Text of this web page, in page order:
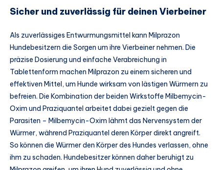
Sicher und zuverlässig für deinen Vierbeiner
Als zuverlässiges Entwurmungsmittel kann Milprazon
Hundebesitzern die Sorgen um ihre Vierbeiner nehmen. Die
präzise Dosierung und einfache Verabreichung in
Tablettenform machen Milprazon zu einem sicheren und
effektiven Mittel, um Hunde wirksam von lästigen Würmern zu
befreien. Die Kombination der beiden Wirkstoffe Milbemycin-
Oxim und Praziquantel arbeitet dabei gezielt gegen die
Parasiten – Milbemycin-Oxim lähmt das Nervensystem der
Würmer, während Praziquantel deren Körper direkt angreift.
So können die Würmer den Körper des Hundes verlassen, ohne
ihm zu schaden. Hundebesitzer können daher beruhigt zu